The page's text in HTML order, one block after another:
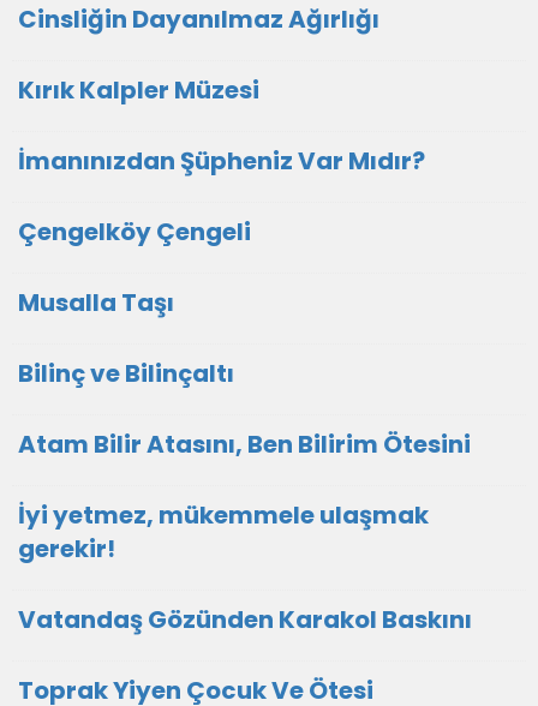
Cinsliğin Dayanılmaz Ağırlığı
Kırık Kalpler Müzesi
İmanınızdan Şüpheniz Var Mıdır?
Çengelköy Çengeli
Musalla Taşı
Bilinç ve Bilinçaltı
Atam Bilir Atasını, Ben Bilirim Ötesini
İyi yetmez, mükemmele ulaşmak
gerekir!
Vatandaş Gözünden Karakol Baskını
Toprak Yiyen Çocuk Ve Ötesi